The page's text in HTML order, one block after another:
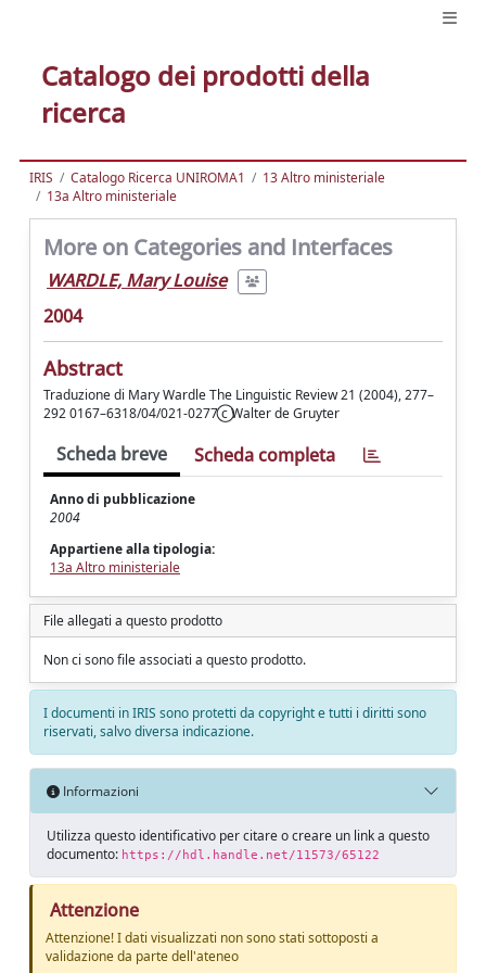
Catalogo dei prodotti della
ricerca
IRIS Catalogo Ricerca UNIROMA1
13 Altro ministeriale
13a Altro ministeriale
More on Categories and Interfaces
WARDLE, Mary Louise
2004
Abstract
Traduzione di Mary Wardle The Linguistic Review 21 (2004), 277–
292 0167–6318/04/021-0277 ⃝c Walter de Gruyter
Scheda breve Scheda completa
Anno di pubblicazione
2004
Appartiene alla tipologia:
13a Altro ministeriale
File allegati a questo prodotto
Non ci sono file associati a questo prodotto.
I documenti in IRIS sono protetti da copyright e tutti i diritti sono
riservati, salvo diversa indicazione.
Informazioni
Utilizza questo identificativo per citare o creare un link a questo
documento: https://hdl.handle.net/11573/65122
Attenzione
Attenzione! I dati visualizzati non sono stati sottoposti a
validazione da parte dell'ateneo